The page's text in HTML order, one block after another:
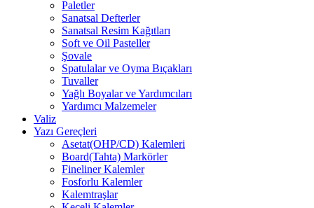
Paletler
Sanatsal Defterler
Sanatsal Resim Kağıtları
Soft ve Oil Pasteller
Şovale
Spatulalar ve Oyma Bıçakları
Tuvaller
Yağlı Boyalar ve Yardımcıları
Yardımcı Malzemeler
Valiz
Yazı Gereçleri
Asetat(OHP/CD) Kalemleri
Board(Tahta) Markörler
Fineliner Kalemler
Fosforlu Kalemler
Kalemtraşlar